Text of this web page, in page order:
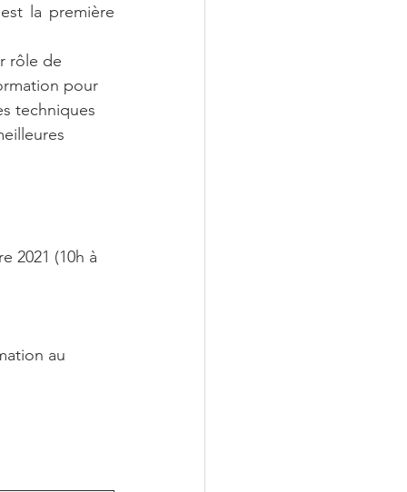
la première
rôle de
pour
techniques
2021 (10h à
au